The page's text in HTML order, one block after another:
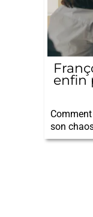
enfin
son